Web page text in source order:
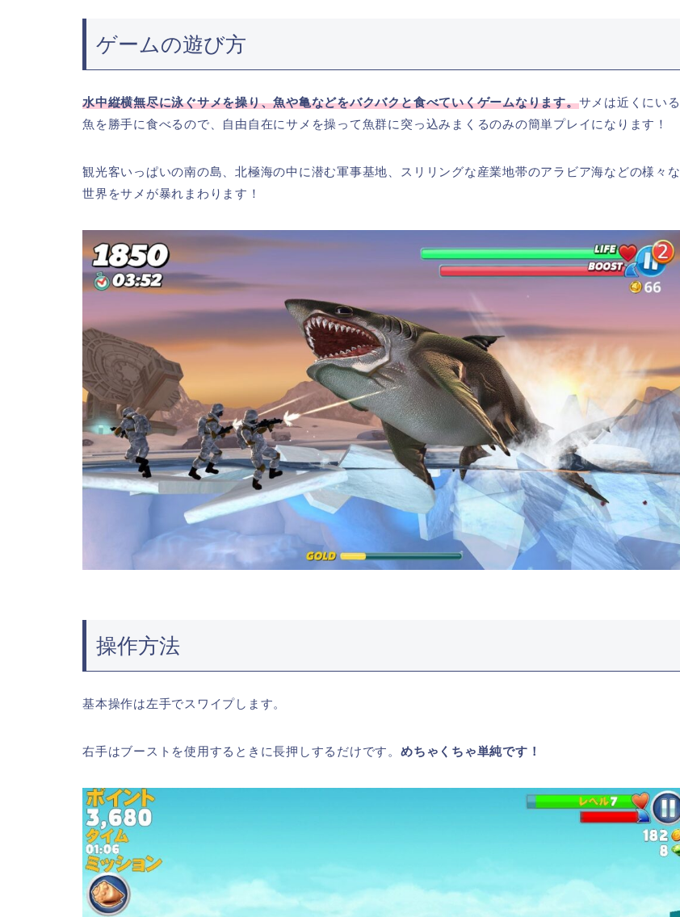
ゲームの遊び方
水中縦横無尽に泳ぐサメを操り、魚や亀などをバクバクと食べていくゲームなります。サメは近くにいる
魚を勝手に食べるので、自由自在にサメを操って魚群に突っ込みまくるのみの簡単プレイになります！
観光客いっぱいの南の島、北極海の中に潜む軍事基地、スリリングな産業地帯のアラビア海などの様々な
世界をサメが暴れまわります！
操作方法
基本操作は左手でスワイプします。
右手はブーストを使用するときに長押しするだけです。 めちゃくちゃ単純です！